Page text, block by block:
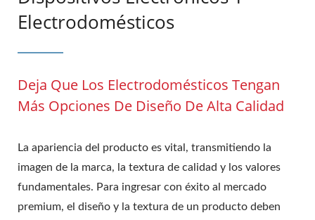
Electrodomésticos
Deja Que Los Electrodomésticos Tengan
Más Opciones De Diseño De Alta Calidad
La apariencia del producto es vital, transmitiendo la
imagen de la marca, la textura de calidad y los valores
fundamentales. Para ingresar con éxito al mercado
premium, el diseño y la textura de un producto deben